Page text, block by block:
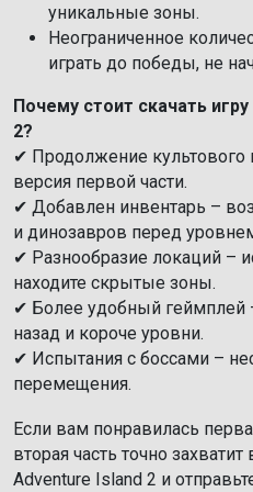
уникальные зоны.
Неограниченное
играть до победы, не
Почему стоит скачать
2?
✔ Продолжение культового
версия первой части.
✔ Добавлен инвентарь –
и динозавров перед
✔ Разнообразие локаций –
находите скрытые зоны.
✔ Более удобный геймплей
назад и короче уровни.
✔ Испытания с боссами –
перемещения.
Если вам понравилась
вторая часть точно
Adventure Island 2 и